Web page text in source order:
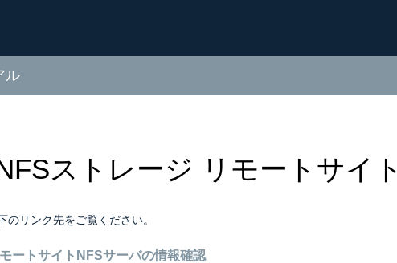
ル
ストレージ リモートサイト
リンク先をご覧ください。
ートサイトNFSサーバの情報確認